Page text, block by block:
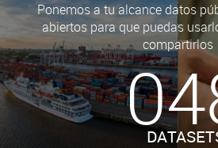
Ponemos a tu alcance datos
abiertos para que puedas
compartirlos